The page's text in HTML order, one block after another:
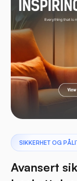
SIKKERHET OG
Avansert